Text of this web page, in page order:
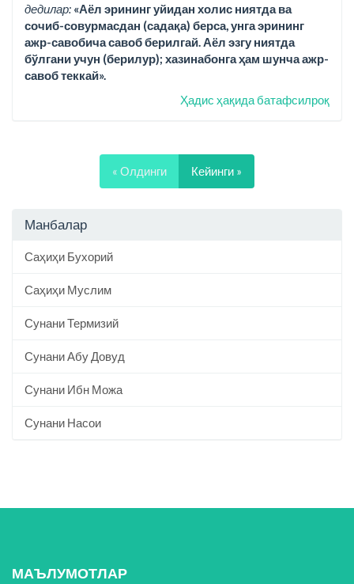
дедилар: «Аёл эрининг уйидан холис ниятда ва
сочиб-совурмасдан (садақа) берса, унга эрининг
ажр-савобича савоб берилгай. Аёл эзгу ниятда
бўлгани учун (берилур); хазинабонга ҳам шунча ажр-
савоб теккай».
Ҳадис ҳақида батафсилроқ
« Олдинги Кейинги »
Манбалар
Саҳиҳи Бухорий
Саҳиҳи Муслим
Сунани Термизий
Сунани Абу Довуд
Сунани Ибн Можа
Сунани Насои
МАЪЛУМОТЛАР